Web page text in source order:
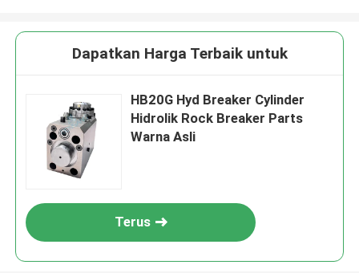
Dapatkan Harga Terbaik untuk
HB20G Hyd Breaker Cylinder
Hidrolik Rock Breaker Parts
Warna Asli
Terus